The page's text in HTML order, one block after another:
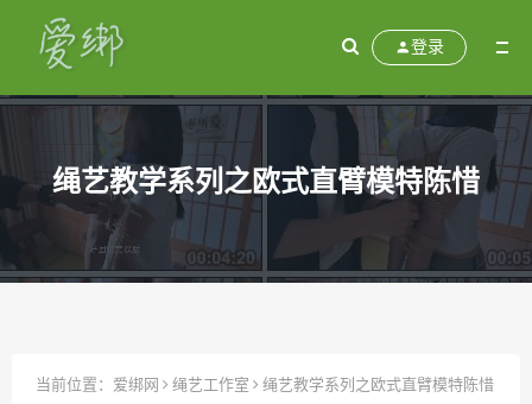
登录
绳艺教学系列之欧式直臂模特陈惜
当前位置： 爱绑网 绳艺工作室 绳艺教学系列之欧式直臂模特陈惜